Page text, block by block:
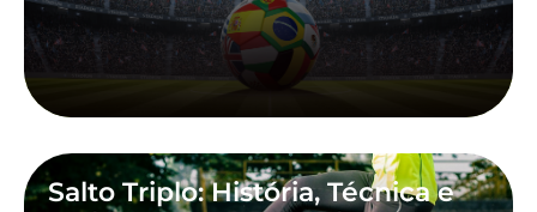
Salto Triplo: História, Técnica e